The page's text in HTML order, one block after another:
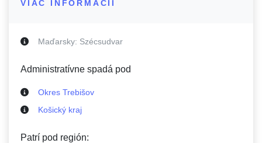
VIAC INFORMÁCIÍ
Maďarsky: Szécsudvar
Administratívne spadá pod
Okres Trebišov
Košický kraj
Patrí pod región: